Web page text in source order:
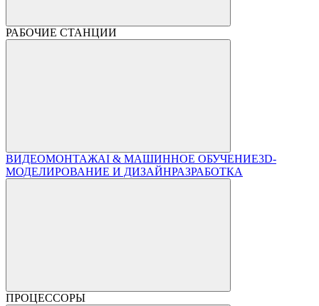
РАБОЧИЕ СТАНЦИИ
ВИДЕОМОНТАЖAI & МАШИННОЕ ОБУЧЕНИЕ3D-
МОДЕЛИРОВАНИЕ И ДИЗАЙНРАЗРАБОТКА
ПРОЦЕССОРЫ